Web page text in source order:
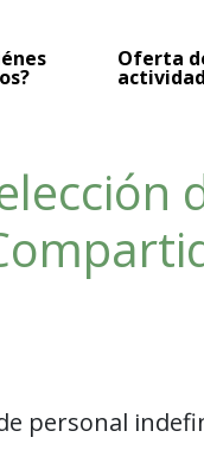
Oferta
personal